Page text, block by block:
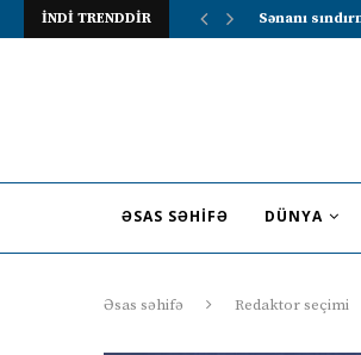
İNDİ TRENDDİR Lavrov
ƏSAS SƏHIFƏ DÜNYA
Əsas səhifə Redaktor seçimi